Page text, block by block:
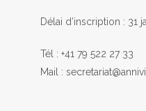
Délai d’inscription : 31
Tél : +41 79 522 27 33
Mail :